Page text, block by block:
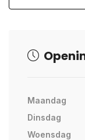
Maandag
Dinsdag
Woensdag